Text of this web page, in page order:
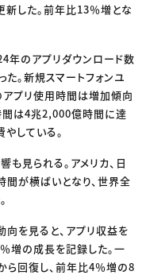
新した。前年比13％増とな
年のアプリダウンロード数
。新規スマートフォンユ
プリ使用時間は増加傾向
は4兆2,000億時間に達
している。
も見られる。アメリカ、日
間が横ばいとなり、世界全
を見ると、アプリ収益を
増の成長を記録した。一
ら回復し、前年比4％増の8